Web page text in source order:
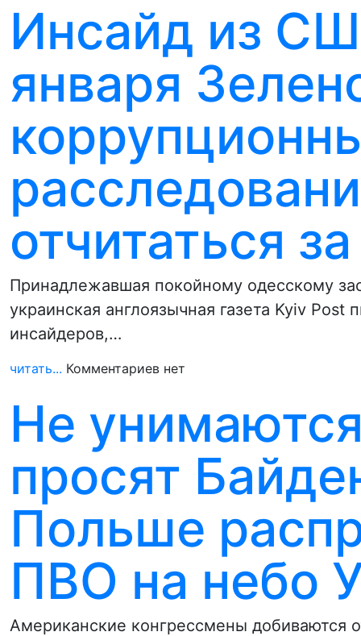
Инсайд из
января
отчитаться
Принадлежавшая покойному одесскому
украинская англоязычная газета Kyiv
инсайдеров,…
читать... Комментариев нет
Не
просят
Польше
ПВО на небо
Американские конгрессмены добиваются